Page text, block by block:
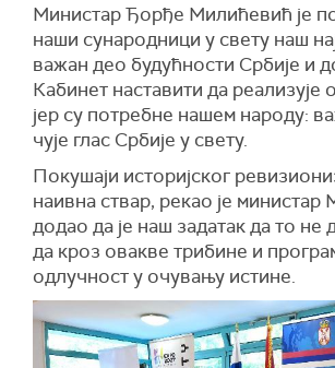
Министар Ђорђе Милићевић је
наши сународници у свету наш
важан део будућности Србије и
Кабинет наставити да реализује
јер су потребне нашем народу:
чује глас Србије у свету.
Покушаји историјског
наивна ствар, рекао је
додао да је наш задатак да то не
да кроз овакве трибине и
одлучност у очувању истине.